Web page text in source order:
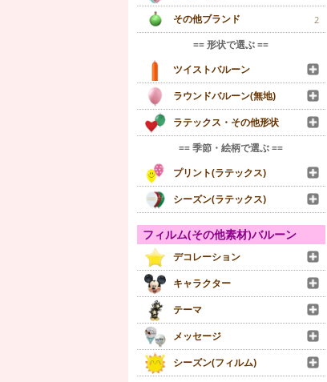
その他ブランド
2
== 形状で選ぶ ==
ツイストバルーン
ラウンドバルーン(無地)
ラテックス・その他形状
== 季節・絵柄で選ぶ ==
プリント(ラテックス)
シーズン(ラテックス)
フィルム(その他素材)バルーン
デコレーション
キャラクター
テーマ
メッセージ
シーズン(フィルム)